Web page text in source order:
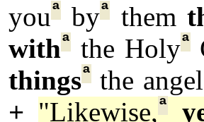
youª byª them
withª the Holyª
thingsª the
+ "Likewise,ª